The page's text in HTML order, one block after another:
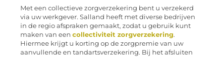
Met een collectieve zorgverzekering bent u verzekerd
via uw werkgever. Salland heeft met diverse bedrijven
in de regio afspraken gemaakt, zodat u gebruik kunt
maken van een collectiviteit zorgverzekering.
Hiermee krijgt u korting op de zorgpremie van uw
aanvullende en tandartsverzekering. Bij het afsluiten